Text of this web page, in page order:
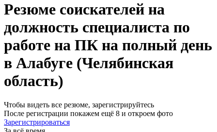
Резюме соискателей на
должность специалиста по
работе на ПК на полный день
в Алабуге (Челябинская
область)
Чтобы видеть все резюме, зарегистрируйтесь
После регистрации покажем ещё 8 и откроем фото
Зарегистрироваться